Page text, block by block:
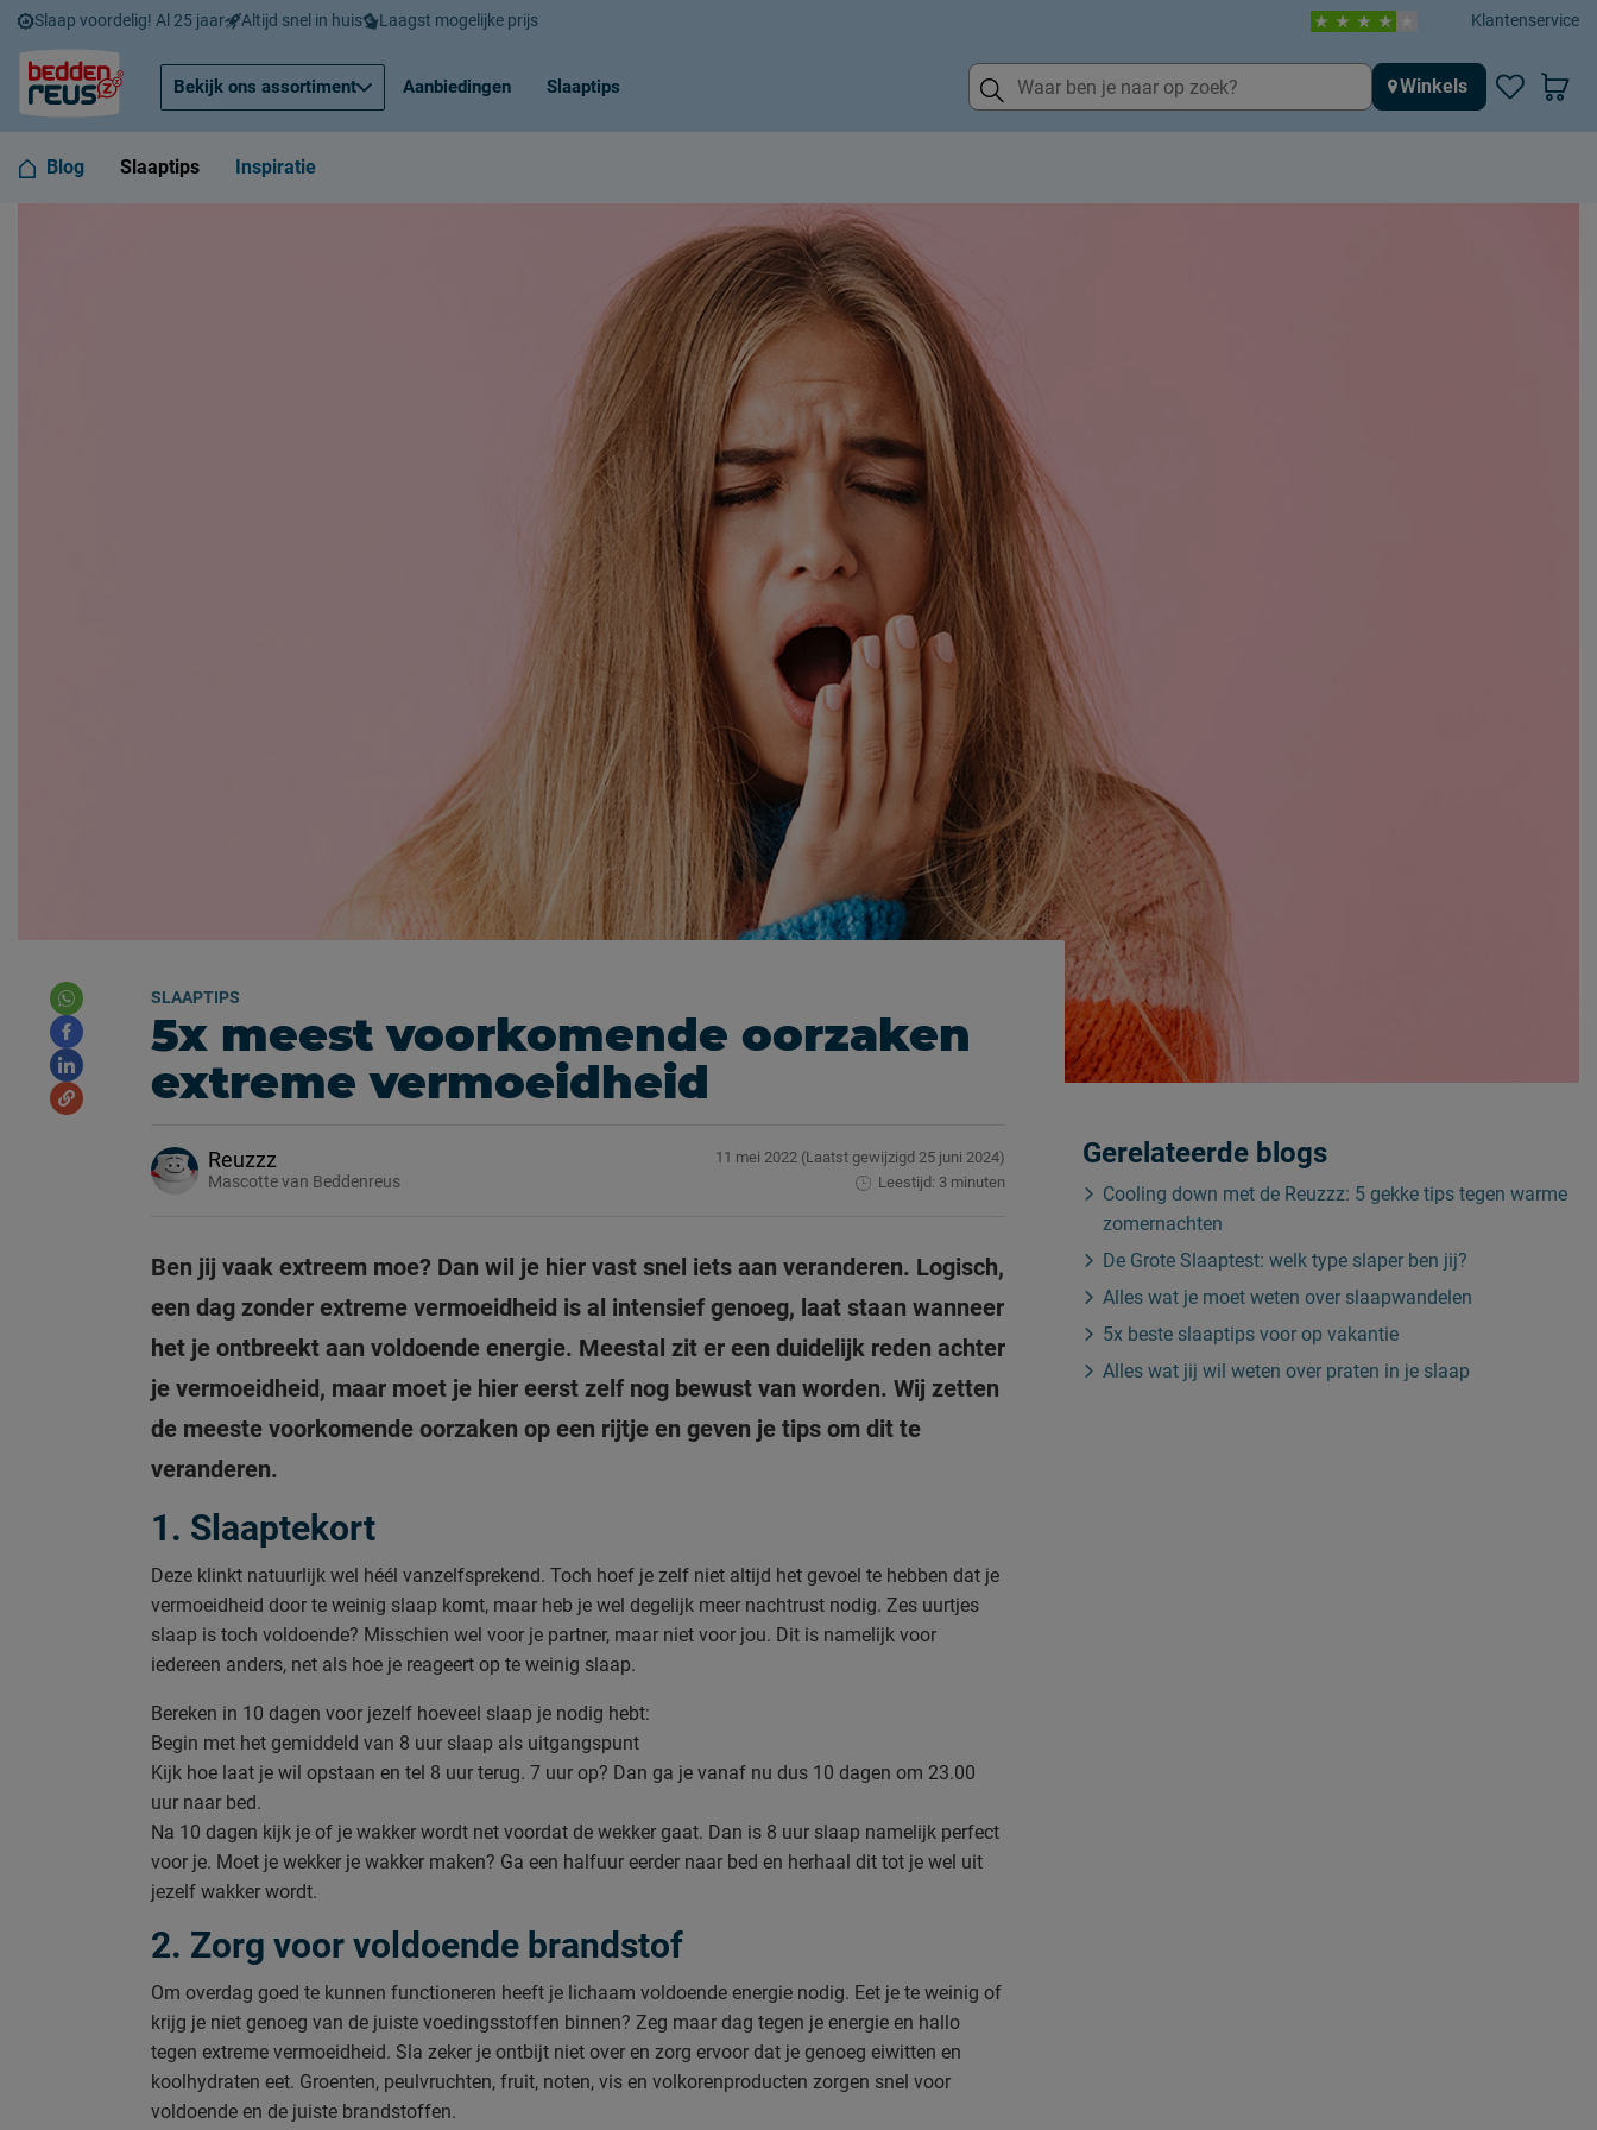
Slaap voordelig! Al 25 jaar Altijd snel in huis Laagst mogelijke prijs Klantenservice
Bekijk ons assortiment Aanbiedingen Slaaptips Winkels
Blog Slaaptips Inspiratie
SLAAPTIPS
5x meest voorkomende oorzaken
extreme vermoeidheid
Reuzzz
Mascotte van Beddenreus
11 mei 2022 (Laatst gewijzigd 25 juni 2024)
Leestijd: 3 minuten
Ben jij vaak extreem moe? Dan wil je hier vast snel iets aan veranderen. Logisch,
een dag zonder extreme vermoeidheid is al intensief genoeg, laat staan wanneer
het je ontbreekt aan voldoende energie. Meestal zit er een duidelijk reden achter
je vermoeidheid, maar moet je hier eerst zelf nog bewust van worden. Wij zetten
de meeste voorkomende oorzaken op een rijtje en geven je tips om dit te
veranderen.
1. Slaaptekort
Deze klinkt natuurlijk wel héél vanzelfsprekend. Toch hoef je zelf niet altijd het gevoel te hebben dat je
vermoeidheid door te weinig slaap komt, maar heb je wel degelijk meer nachtrust nodig. Zes uurtjes
slaap is toch voldoende? Misschien wel voor je partner, maar niet voor jou. Dit is namelijk voor
iedereen anders, net als hoe je reageert op te weinig slaap.
Bereken in 10 dagen voor jezelf hoeveel slaap je nodig hebt:
Begin met het gemiddeld van 8 uur slaap als uitgangspunt
Kijk hoe laat je wil opstaan en tel 8 uur terug. 7 uur op? Dan ga je vanaf nu dus 10 dagen om 23.00
uur naar bed.
Na 10 dagen kijk je of je wakker wordt net voordat de wekker gaat. Dan is 8 uur slaap namelijk perfect
voor je. Moet je wekker je wakker maken? Ga een halfuur eerder naar bed en herhaal dit tot je wel uit
jezelf wakker wordt.
2. Zorg voor voldoende brandstof
Om overdag goed te kunnen functioneren heeft je lichaam voldoende energie nodig. Eet je te weinig of
krijg je niet genoeg van de juiste voedingsstoffen binnen? Zeg maar dag tegen je energie en hallo
tegen extreme vermoeidheid. Sla zeker je ontbijt niet over en zorg ervoor dat je genoeg eiwitten en
koolhydraten eet. Groenten, peulvruchten, fruit, noten, vis en volkorenproducten zorgen snel voor
voldoende en de juiste brandstoffen.
Gerelateerde blogs
Cooling down met de Reuzzz: 5 gekke tips tegen warme
zomernachten
De Grote Slaaptest: welk type slaper ben jij?
Alles wat je moet weten over slaapwandelen
5x beste slaaptips voor op vakantie
Alles wat jij wil weten over praten in je slaap